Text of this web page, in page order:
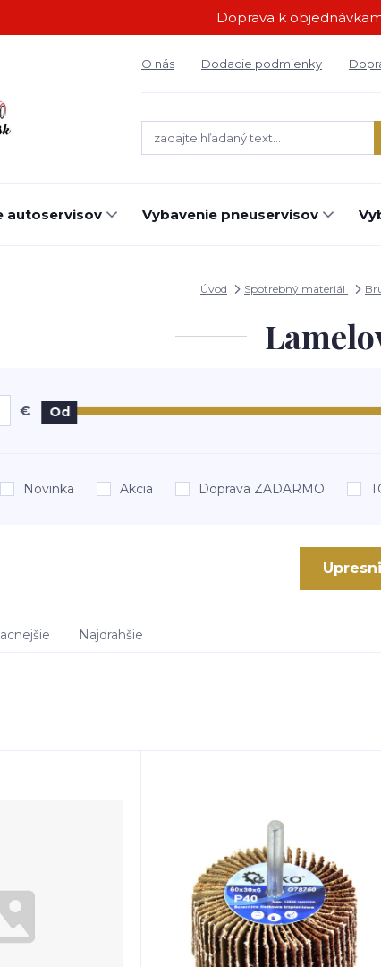
Doprava k
O nás Dodacie podmienky
autoservisov Vybavenie pneuservisov
Úvod Spotrebný materiál
€ Od
Novinka Akcia Doprava ZADARMO
Najdrahšie